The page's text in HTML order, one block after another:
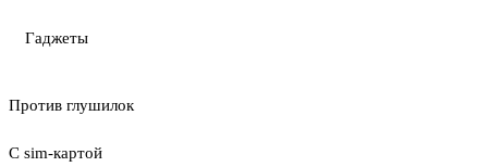
Гаджеты
Против глушилок
С sim-картой